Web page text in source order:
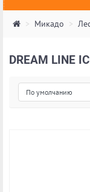
Микадо
DREAM LINE